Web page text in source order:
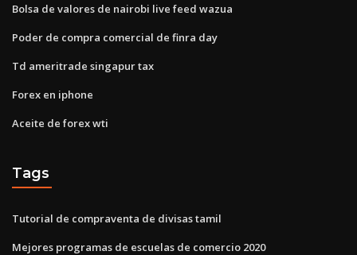
Bolsa de valores de nairobi live feed wazua
Poder de compra comercial de finra day
Td ameritrade singapur tax
Forex en iphone
Aceite de forex wti
Tags
Tutorial de compraventa de divisas tamil
Mejores programas de escuelas de comercio 2020